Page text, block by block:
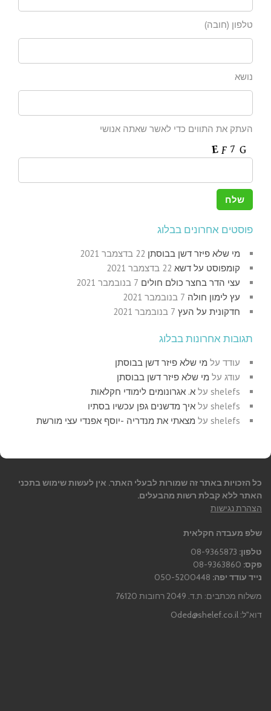
טלפון (חובה)
נושא
העתק את התווים כדי לאשר שאתה אנושי
פוסטים אחרונים בבלוג
מי שלא פיזר דשן בבוסתן 22 בדצמבר 2021
קומפוסט על דשא 22 בדצמבר 2021
עצי הדר בחצר כולם חולים 7 בנובמבר 2021
עץ לימון חולה 7 בנובמבר 2021
חדקונית על העץ 7 בנובמבר 2021
תגובות אחרונות בבלוג
עודד על מי שלא פיזר דשן בבוסתן
עודג על מי שלא פיזר דשן בבוסתן
shelefs על א. אגרונומים לימודי חקלאות
shelefs על איך מדשנים גפן עכשיו בסתיו
shelefs על מצאתי את מנדריה -יוסף אפנדי עצי מורשת
כל הזכויות באתר זה שמורות לבעלי האתר. אין לעשות שימוש בתכני
האתר ללא קבלת רשות מהבעלים.
הצהרת נגישות
שלפ מעבדה חקלאית
טלפון:
פקס:
נייד עודד יפה:
משלוח מכתבים: ת.ד. 2049 רחובות 76120
דוא"ל: Oded@shelef.co.il